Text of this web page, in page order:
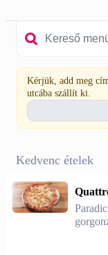
Kérjük, add meg
utcába szállít ki.
Kedvenc ételek